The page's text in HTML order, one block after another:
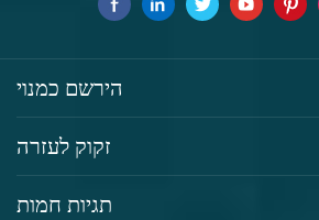
הירשם כמנוי
זקוק לעזרה
תגיות חמות